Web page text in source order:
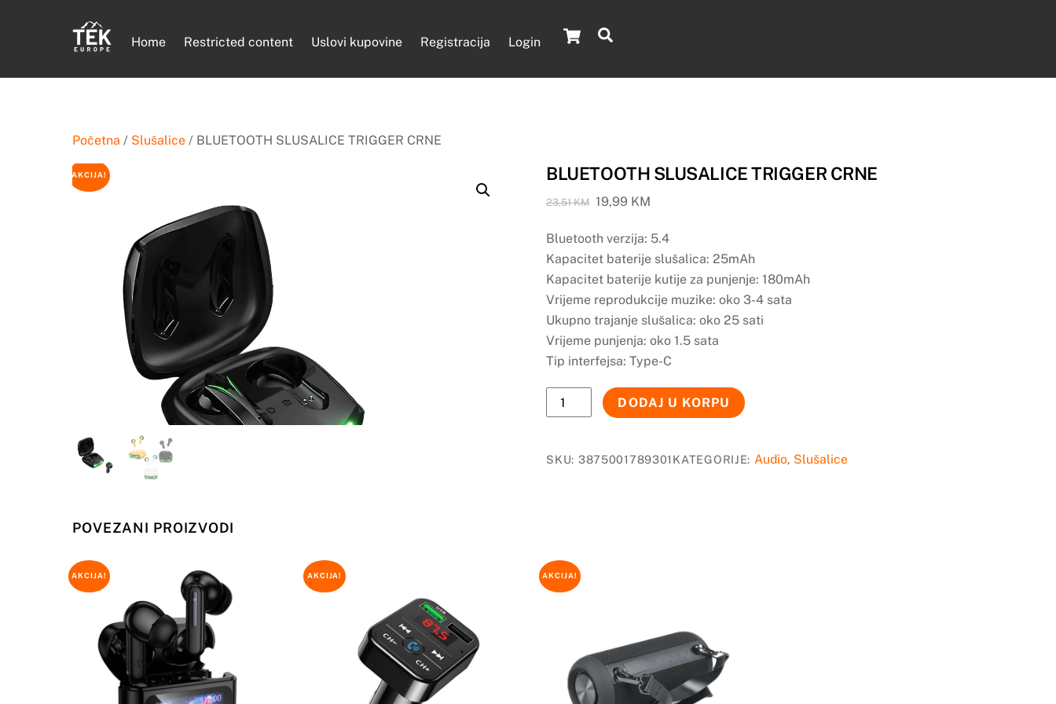
Cart
Home Restricted content Uslovi kupovine Registracija Login
Početna / Slušalice / BLUETOOTH SLUSALICE TRIGGER CRNE
AKCIJA! BLUETOOTH SLUSALICE TRIGGER CRNE
23,51KM Original
was:
23,51 KM.
19,99 KM
is:
19,99 KM.
Bluetooth verzija: 5.4
Kapacitet baterije slušalica: 25mAh
Kapacitet baterije kutije za punjenje: 180mAh
Vrijeme reprodukcije muzike: oko 3-4 sata
Ukupno trajanje slušalica: oko 25 sati
Vrijeme punjenja: oko 1.5 sata
Tip interfejsa: Type-C
BLUETOOTH
SLUSALICE
CRNE
DODAJ U KORPU
SKU: 3875001789301 KATEGORIJE: Audio, Slušalice
POVEZANI PROIZVODI
AKCIJA! AKCIJA! AKCIJA!